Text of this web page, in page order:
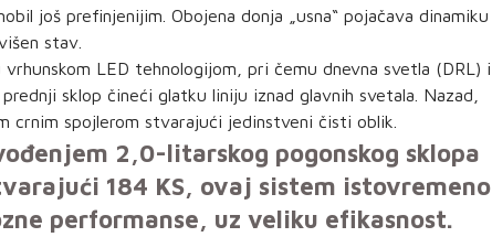
još prefinjenijim. Obojena donja „usna“ pojačava dinamiku
stav.
LED tehnologijom, pri čemu dnevna svetla (DRL) i
sklop čineći glatku liniju iznad glavnih svetala. Nazad,
crnim spojlerom stvarajući jedinstveni čisti oblik.
2,0-litarskog pogonskog sklopa
184 KS, ovaj sistem istovremeno
performanse, uz veliku efikasnost.